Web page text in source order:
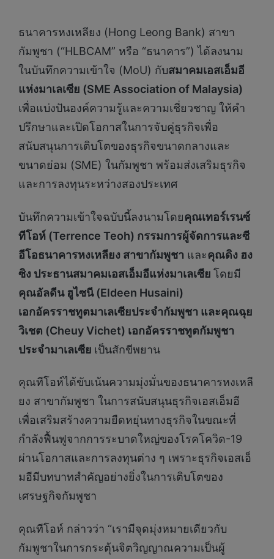
ธนาคารหงเหลียง (Hong Leong Bank) สาขา
กัมพูชา (“HLBCAM” หรือ “ธนาคาร”) ได้ลงนาม
ในบันทึกความเข้าใจ (MoU) กับสมาคมเอสเอ็มอี
แห่งมาเลเซีย (SME Association of Malaysia)
เพื่อแบ่งปันองค์ความรู้และความเชี่ยวชาญ ให้คำ
ปรึกษาและเปิดโอกาสในการจับคู่ธุรกิจเพื่อ
สนับสนุนการเติบโตของธุรกิจขนาดกลางและ
ขนาดย่อม (SME) ในกัมพูชา พร้อมส่งเสริมธุรกิจ
และการลงทุนระหว่างสองประเทศ
บันทึกความเข้าใจฉบับนี้ลงนามโดยคุณเทอร์เรนซ์
ทีโอห์ (Terrence Teoh) กรรมการผู้จัดการและซี
อีโอธนาคารหงเหลียง สาขากัมพูชา และคุณดิง ฮง
ซิง ประธานสมาคมเอสเอ็มอีแห่งมาเลเซีย โดยมี
คุณอัลดีน ฮูไซนี (Eldeen Husaini)
เอกอัครราชทูตมาเลเซียประจำกัมพูชา และคุณฉุย
วิเชต (Cheuy Vichet) เอกอัครราชทูตกัมพูชา
ประจำมาเลเซีย เป็นสักขีพยาน
คุณทีโอห์ได้ขับเน้นความมุ่งมั่นของธนาคารหงเหลี
ยง สาขากัมพูชา ในการสนับสนุนธุรกิจเอสเอ็มอี
เพื่อเสริมสร้างความยืดหยุ่นทางธุรกิจในขณะที่
กำลังฟื้นฟูจากการระบาดใหญ่ของโรคโควิด-19
ผ่านโอกาสและการลงทุนต่าง ๆ เพราะธุรกิจเอสเอ็
มอีมีบทบาทสำคัญอย่างยิ่งในการเติบโตของ
เศรษฐกิจกัมพูชา
คุณทีโอห์ กล่าวว่า “เรามีจุดมุ่งหมายเดียวกับ
กัมพูชาในการกระตุ้นจิตวิญญาณความเป็นผู้